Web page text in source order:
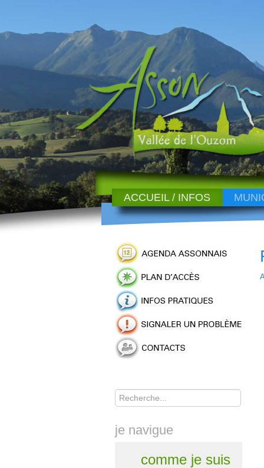
ACCUEIL / INFOS
Rechercher
je navigue
comme je suis